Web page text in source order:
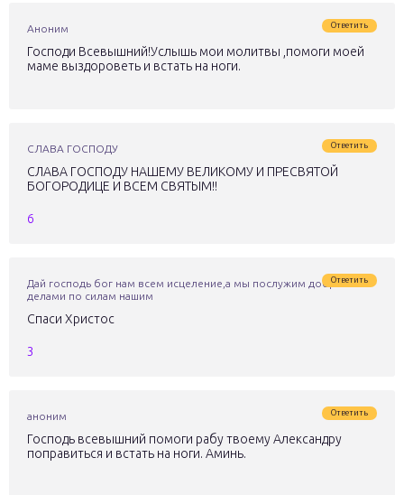
Аноним Ответить
Господи Всевышний!Услышь мои молитвы ,помоги моей
маме выздороветь и встать на ноги.
СЛАВА ГОСПОДУ Ответить
СЛАВА ГОСПОДУ НАШЕМУ ВЕЛИКОМУ И ПРЕСВЯТОЙ
БОГОРОДИЦЕ И ВСЕМ СВЯТЫМ!!
6
Дай господь бог нам всем исцеление,а мы послужим добрыми
делами по силам нашим
Ответить
Спаси Христос
3
аноним Ответить
Господь всевышний помоги рабу твоему Александру
поправиться и встать на ноги. Аминь.